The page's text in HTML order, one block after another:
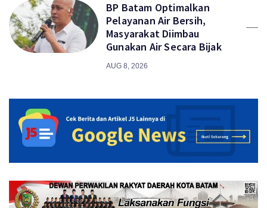
BP Batam Optimalkan
Pelayanan Air Bersih,
Masyarakat Diimbau
Gunakan Air Secara Bijak
AUG 8, 2026